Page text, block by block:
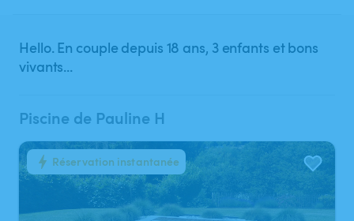
Hello. En couple depuis 18 ans, 3 enfants et bons
vivants...
Piscine de Pauline H
1/6Réservation instantanée